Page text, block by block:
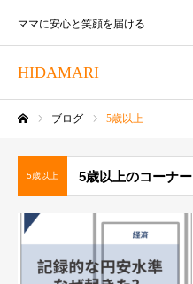
HIDAMARI
ママに安心と笑顔を届ける
ブログ 5歳以上
5歳以上 5歳以上のコーナー